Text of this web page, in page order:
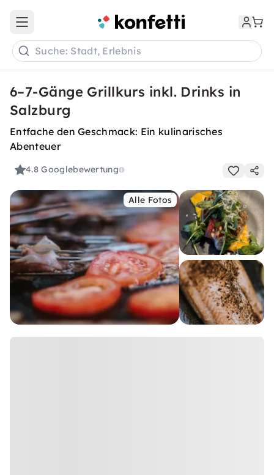
Open main menu
Suche: Stadt, Erlebnis
6–7-Gänge Grillkurs inkl. Drinks in
Salzburg
Entfache den Geschmack: Ein kulinarisches
Abenteuer
4.8Googlebewertung
Alle Fotos